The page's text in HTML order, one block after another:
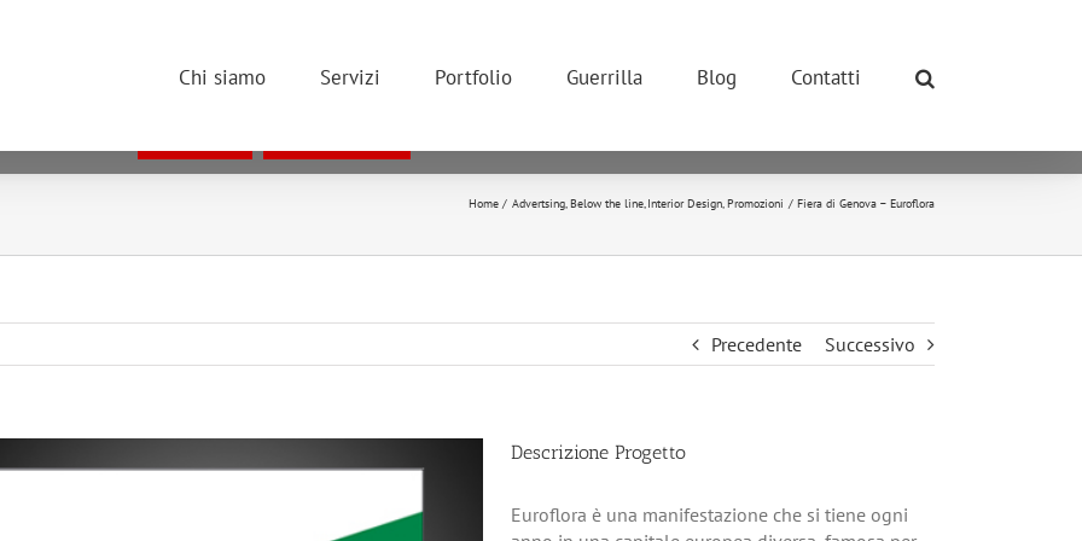
Chi siamo Servizi Portfolio Guerrilla Blog Contatti
Home Advertsing Below the line Interior Design Promozioni Fiera di Genova – Euroflora
Precedente Successivo
Descrizione Progetto
Euroflora è una manifestazione che si tiene ogni
disattivare i cookie, leggi la nostra informativa in materia di cookie.